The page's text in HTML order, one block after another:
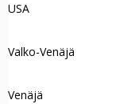
USA
Valko-Venäjä
Venäjä